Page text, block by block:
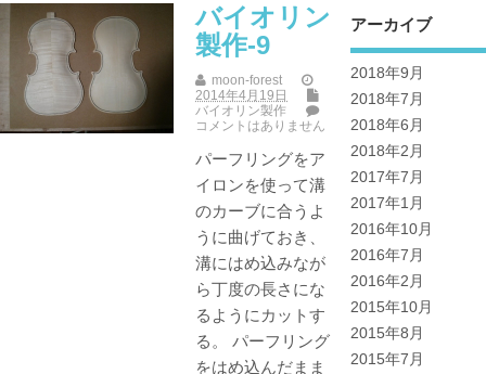
バイオリン
製作-9
moon-forest
2014年4月19日
バイオリン製作
コメントはありません
パーフリングをア
イロンを使って溝
のカーブに合うよ
うに曲げておき、
溝にはめ込みなが
ら丁度の長さにな
るようにカットす
る。 パーフリング
をはめ込んだまま
アーカイブ
2018年9月
2018年7月
2018年6月
2018年2月
2017年7月
2017年1月
2016年10月
2016年7月
2016年2月
2015年10月
2015年8月
2015年7月